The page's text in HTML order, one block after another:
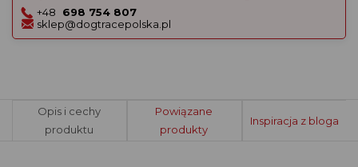
+48
698 754 807
sklep@dogtracepolska.pl
Opis i cechy
produktu
Powiązane
produkty
Inspiracja z bloga